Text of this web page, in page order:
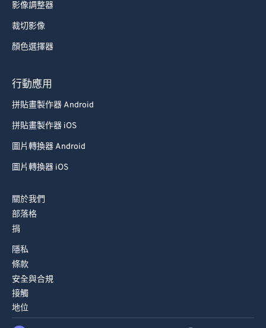
影像調整器
裁切影像
顏色選擇器
行動應用
拼貼畫製作器 Android
拼貼畫製作器 iOS
圖片轉換器 Android
圖片轉換器 iOS
關於我們
部落格
捐
隱私
條款
安全與合規
接觸
地位